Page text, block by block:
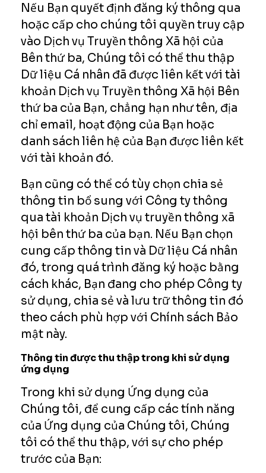
Nếu Bạn quyết định đăng ký thông qua
hoặc cấp cho chúng tôi quyền truy cập
vào Dịch vụ Truyền thông Xã hội của
Bên thứ ba, Chúng tôi có thể thu thập
Dữ liệu Cá nhân đã được liên kết với tài
khoản Dịch vụ Truyền thông Xã hội Bên
thứ ba của Bạn, chẳng hạn như tên, địa
chỉ email, hoạt động của Bạn hoặc
danh sách liên hệ của Bạn được liên kết
với tài khoản đó.
Bạn cũng có thể có tùy chọn chia sẻ
thông tin bổ sung với Công ty thông
qua tài khoản Dịch vụ truyền thông xã
hội bên thứ ba của bạn. Nếu Bạn chọn
cung cấp thông tin và Dữ liệu Cá nhân
đó, trong quá trình đăng ký hoặc bằng
cách khác, Bạn đang cho phép Công ty
sử dụng, chia sẻ và lưu trữ thông tin đó
theo cách phù hợp với Chính sách Bảo
mật này.
Thông tin được thu thập trong khi sử dụng
ứng dụng
Trong khi sử dụng Ứng dụng của
Chúng tôi, để cung cấp các tính năng
của Ứng dụng của Chúng tôi, Chúng
tôi có thể thu thập, với sự cho phép
trước của Bạn: